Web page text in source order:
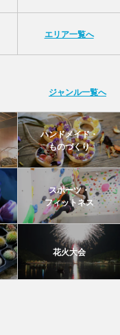
エリア一覧へ
ジャンル一覧へ
ハンドメイド・
ものづくり
スポーツ・
フィットネス
花火大会